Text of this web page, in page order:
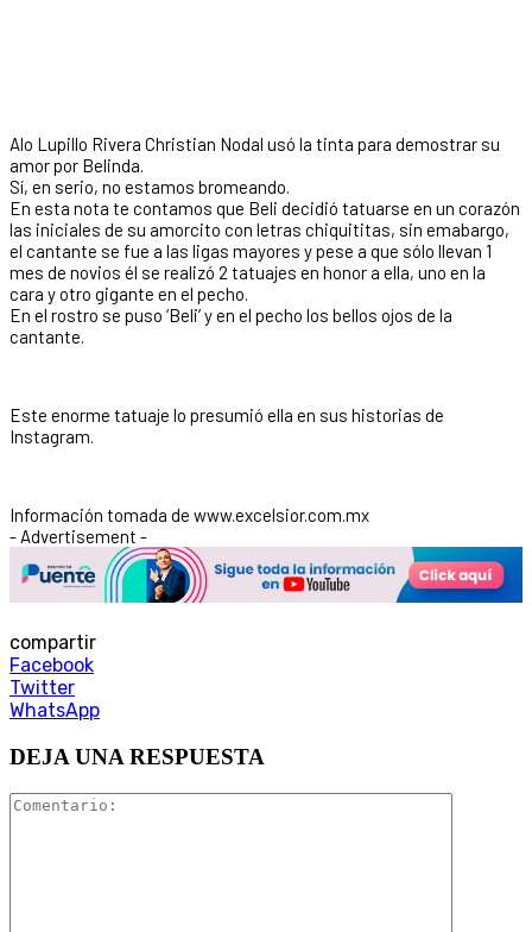
Alo Lupillo Rivera Christian Nodal usó la tinta para demostrar su
amor por Belinda.
Sí, en serio, no estamos bromeando.
En esta nota te contamos que Beli decidió tatuarse en un corazón
las iniciales de su amorcito con letras chiquititas, sin emabargo,
el cantante se fue a las ligas mayores y pese a que sólo llevan 1
mes de novios él se realizó 2 tatuajes en honor a ella, uno en la
cara y otro gigante en el pecho.
En el rostro se puso ‘Beli’ y en el pecho los bellos ojos de la
cantante.
Este enorme tatuaje lo presumió ella en sus historias de
Instagram.
Información tomada de www.excelsior.com.mx
- Advertisement -
compartir
Facebook
Twitter
WhatsApp
DEJA UNA RESPUESTA